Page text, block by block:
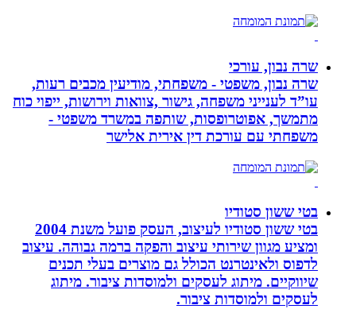
שרה נבון, עורכי
שרה נבון, משפטי - משפחתי, מודיעין מכבים רעות,
עו”ד לענייני משפחה, גישור ,צוואות וירושות, ייפוי כוח
מתמשך, אפוטרופסות, שותפה במשרד משפטי -
משפחתי עם עורכת דין אירית אלישר
בטי ששון סטודיו
בטי ששון סטודיו לעיצוב, העסק פועל משנת 2004
ומציע מגוון שירותי עיצוב והפקה ברמה גבוהה. עיצוב
לדפוס ולאינטרנט הכולל גם מוצרים בעלי תכנים
שיווקיים. מיתוג לעסקים ולמוסדות ציבור. מיתוג
לעסקים ולמוסדות ציבור.